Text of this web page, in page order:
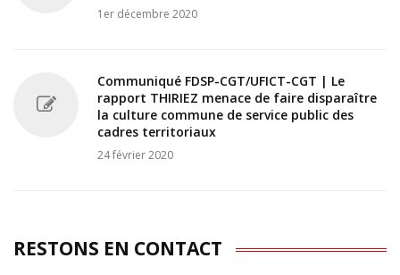
1er décembre 2020
Communiqué FDSP-CGT/UFICT-CGT | Le
rapport THIRIEZ menace de faire disparaître
la culture commune de service public des
cadres territoriaux
24 février 2020
RESTONS EN CONTACT